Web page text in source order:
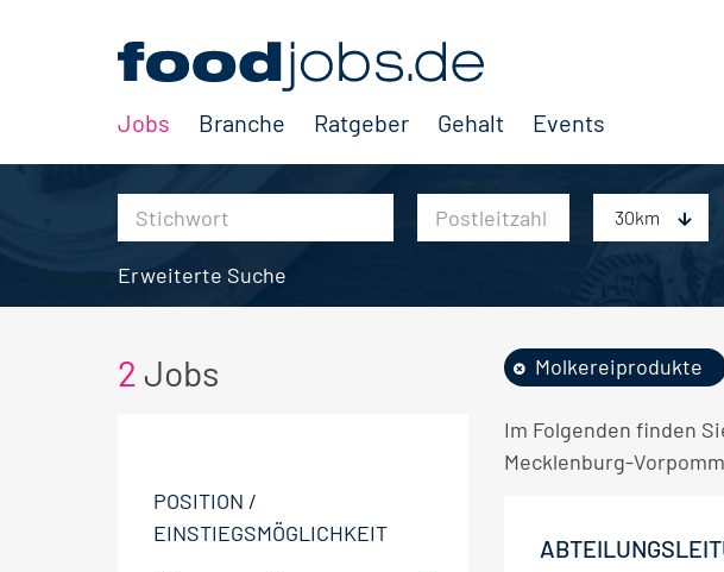
Jobs Branche Ratgeber Gehalt Events
30km
Erweiterte Suche
2 Jobs
POSITION /
EINSTIEGSMÖGLICHKEIT
Molkereiprodukte
Im Folgenden finden
Mecklenburg-